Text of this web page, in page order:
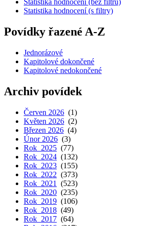
Statistika hodnocení (bez filtrů)
Statistika hodnocení (s filtry)
Povídky řazené A-Z
Jednorázové
Kapitolové dokončené
Kapitolové nedokončené
Archiv povídek
Červen 2026 (1)
Květen 2026 (2)
Březen 2026 (4)
Únor 2026 (3)
Rok 2025 (77)
Rok 2024 (132)
Rok 2023 (155)
Rok 2022 (373)
Rok 2021
(523)
Rok 2020 (235)
Rok 2019 (106)
Rok 2018 (49)
Rok 2017 (64)